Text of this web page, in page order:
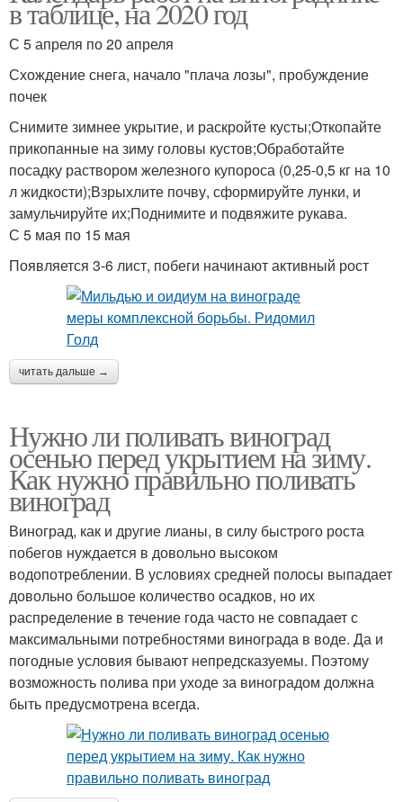
в таблице, на 2020 год
С 5 апреля по 20 апреля
Схождение снега, начало "плача лозы", пробуждение
почек
Снимите зимнее укрытие, и раскройте кусты;Откопайте
прикопанные на зиму головы кустов;Обработайте
посадку раствором железного купороса (0,25-0,5 кг на 10
л жидкости);Взрыхлите почву, сформируйте лунки, и
замульчируйте их;Поднимите и подвяжите рукава.
С 5 мая по 15 мая
Появляется 3-6 лист, побеги начинают активный рост
читать дальше →
Нужно ли поливать виноград
осенью перед укрытием на зиму.
Как нужно правильно поливать
виноград
Виноград, как и другие лианы, в силу быстрого роста
побегов нуждается в довольно высоком
водопотреблении. В условиях средней полосы выпадает
довольно большое количество осадков, но их
распределение в течение года часто не совпадает с
максимальными потребностями винограда в воде. Да и
погодные условия бывают непредсказуемы. Поэтому
возможность полива при уходе за виноградом должна
быть предусмотрена всегда.